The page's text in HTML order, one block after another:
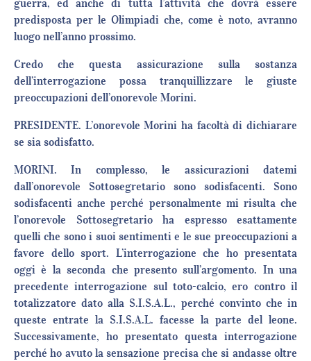
guerra, ed anche di tutta l’attività che dovrà essere
predisposta per le Olimpiadi che, come è noto, avranno
luogo nell’anno prossimo.
Credo che questa assicurazione sulla sostanza
dell’interrogazione possa tranquillizzare le giuste
preoccupazioni dell’onorevole Morini.
PRESIDENTE. L’onorevole Morini ha facoltà di dichiarare
se sia sodisfatto.
MORINI. In complesso, le assicurazioni datemi
dall’onorevole Sottosegretario sono sodisfacenti. Sono
sodisfacenti anche perché personalmente mi risulta che
l’onorevole Sottosegretario ha espresso esattamente
quelli che sono i suoi sentimenti e le sue preoccupazioni a
favore dello sport. L’interrogazione che ho presentata
oggi è la seconda che presento sull’argomento. In una
precedente interrogazione sul toto-calcio, ero contro il
totalizzatore dato alla S.I.S.A.L., perché convinto che in
queste entrate la S.I.S.A.L. facesse la parte del leone.
Successivamente, ho presentato questa interrogazione
perché ho avuto la sensazione precisa che si andasse oltre